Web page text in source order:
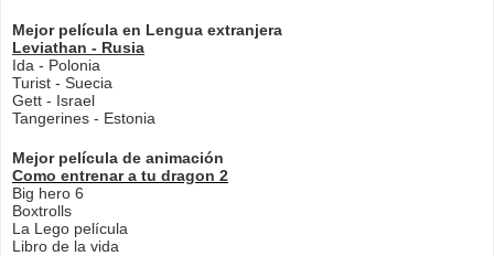
Mejor película en Lengua extranjera
Leviathan - Rusia
Ida - Polonia
Turist - Suecia
Gett - Israel
Tangerines - Estonia
Mejor película de animación
Como entrenar a tu dragon 2
Big hero 6
Boxtrolls
La Lego película
Libro de la vida